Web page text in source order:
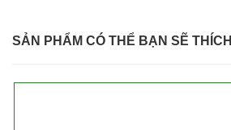
SẢN PHẨM CÓ THỂ BẠN SẼ THÍCH